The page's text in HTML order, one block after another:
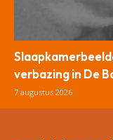
verbazing in De
7 augustus 2026